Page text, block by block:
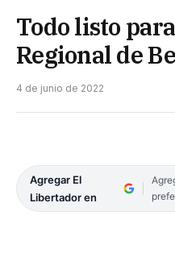
Todo listo
Regional de
4 de junio de 2022
Agregar El
Libertador en